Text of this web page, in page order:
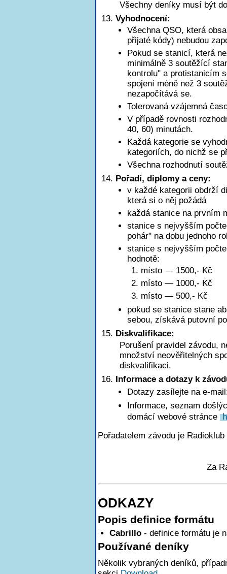
Všechny deníky musí být
Vyhodnocení:
Všechna QSO, která
přijaté kódy) nebudou
Pokud se stanicí, která
minimálně 3 soutěžící
kontrolu" a protistanicím
spojení méně než 3
nezapočítává se.
Tolerovaná vzájemná
V případě rovnosti
40, 60) minutách.
Každá kategorie se
kategoriích, do nichž se
Všechna rozhodnutí
Pořadí, diplomy a ceny:
v každé kategorii obdrží
která si o něj požádá
každá stanice na prvním
stanice s nejvyšším
pohár" na dobu jednoho
stanice s nejvyšším
hodnotě:
1. místo — 1500,- Kč
2. místo — 1000,- Kč
3. místo — 500,- Kč
pokud se stanice stane
sebou, získává putovní
Diskvalifikace:
Porušení pravidel závodu,
množství neověřitelných
diskvalifikaci.
Informace a dotazy k
Dotazy zasílejte na e-
Informace, seznam
domácí webové stránce
Pořadatelem závodu je
Za
ODKAZY
Popis definice formátu
Cabrillo - definice formátu je
Používané deníky
Několik vybraných deníků,